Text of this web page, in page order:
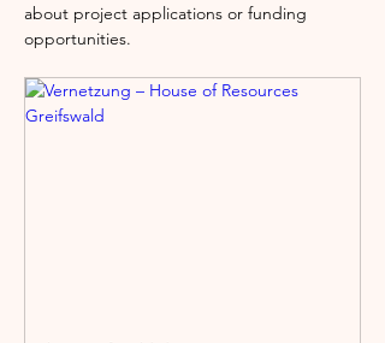
about project applications or funding
opportunities.